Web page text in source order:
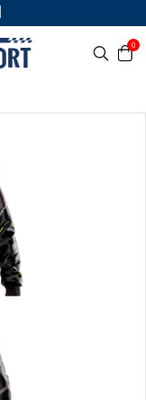
0